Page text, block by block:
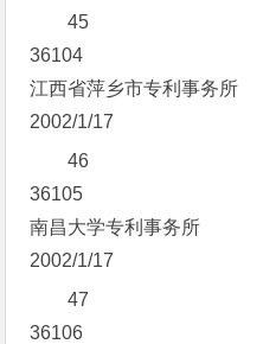
45
36104
江西省萍乡市专利事务所
2002/1/17
46
36105
南昌大学专利事务所
2002/1/17
47
36106